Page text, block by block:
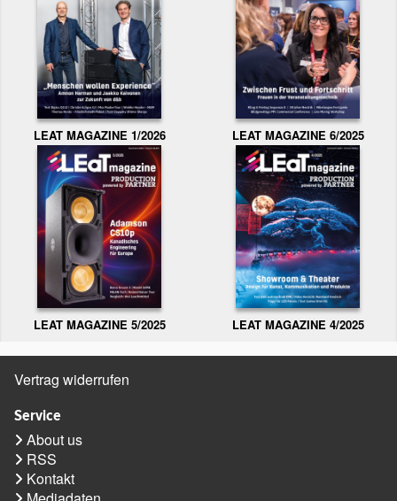
LEAT MAGAZINE 1/2026 LEAT MAGAZINE 6/2025
LEAT MAGAZINE 5/2025 LEAT MAGAZINE 4/2025
Vertrag widerrufen
Service
About us
RSS
Kontakt